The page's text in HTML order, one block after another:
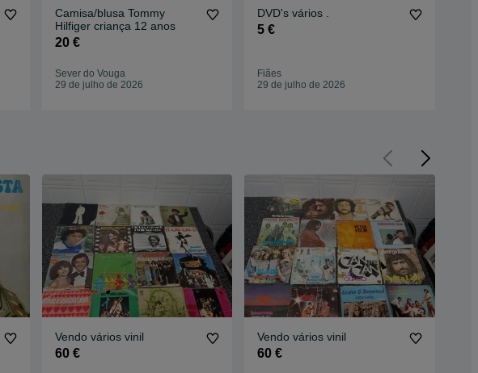
Camisa/blusa Tommy
Hilfiger criança 12 anos
20 €
Sever do Vouga
29 de julho de 2026
DVD's vários .
5 €
Fiães
29 de julho de 2026
Vendo vários vinil
60 €
Vendo vários vinil
60 €